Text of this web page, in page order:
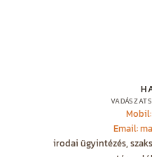
Mobil:
Email:
irodai ügyintézés,